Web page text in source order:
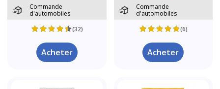
Commande
d'automobiles
(32)
Acheter
Commande
d'automobiles
(6)
Acheter